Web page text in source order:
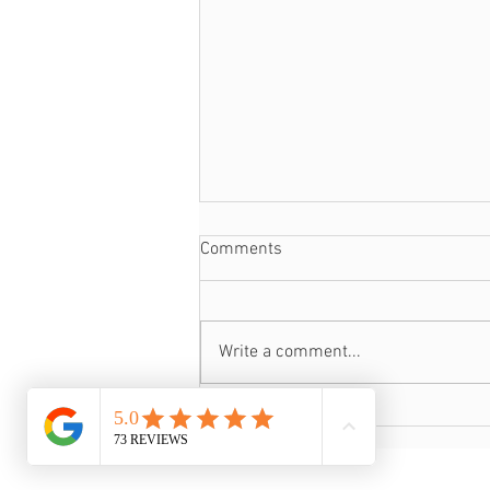
Dónde está mi alma gemela ?
Comments
Write a comment...